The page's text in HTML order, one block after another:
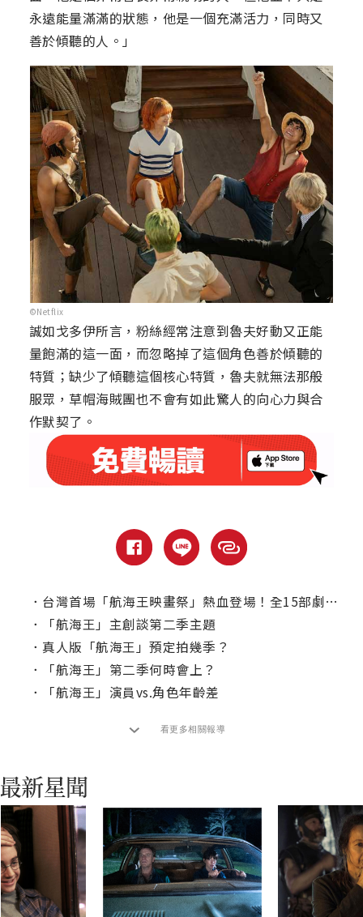
永遠能量滿滿的狀態，他是一個充滿活力，同時又
善於傾聽的人。」
©Netflix
誠如戈多伊所言，粉絲經常注意到魯夫好動又正能
量飽滿的這一面，而忽略掉了這個角色善於傾聽的
特質；缺少了傾聽這個核心特質，魯夫就無法那般
服眾，草帽海賊團也不會有如此驚人的向心力與合
作默契了。
． 台灣首場「航海王映畫祭」熱血登場！全15部劇場版7月起輪番上映
．
「航海王」主創談第二季主題
． 真人版「航海王」預定拍幾季？
．
「航海王」第二季何時會上？
．
「航海王」演員vs.角色年齡差
看更多相關報導